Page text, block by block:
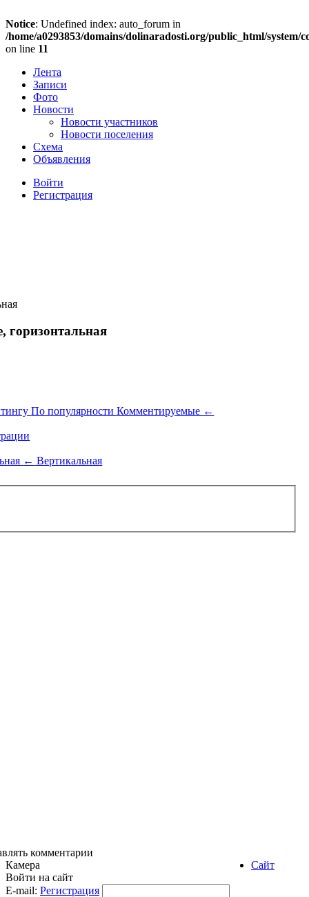
Notice: Undefined index: auto_forum in
/home/a0293853/domains/dolinaradosti.org/public_html/
on line 11
Лента
Записи
Фото
Новости
Новости участников
Новости поселения
Схема
Объявления
Войти
Регистрация
По популярностиКомментируемые ←
← Вертикальная
комментарии
Камера
Войти на сайт
E-mail: Регистрация
Сайт